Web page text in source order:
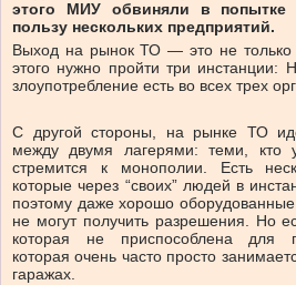
этого МИУ обвиняли в попытке
пользу нескольких предприятий.
Выход на рынок ТО — это не
этого нужно пройти три
злоупотребление есть во всех трех
С другой стороны, на рынке ТО
между двумя лагерями: теми,
стремится к монополии. Есть
которые через “своих” людей в
поэтому даже хорошо
не могут получить разрешения. Но
которая не приспособлена для
которая очень часто просто
гаражах.